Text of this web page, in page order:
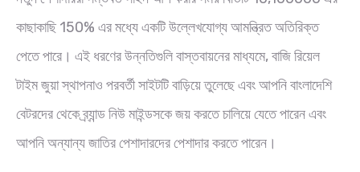
কাছাকাছি 150% এর মধ্যে একটি উল্লেখযোগ্য আমন্ত্রিত অতিরিক্ত
পেতে পারে। এই ধরণের উন্নতিগুলি বাস্তবায়নের মাধ্যমে, বাজি রিয়েল
টাইম জুয়া স্থাপনাও পরবর্তী সাইটটি বাড়িয়ে তুলেছে এবং আপনি বাংলাদেশি
বেটরদের থেকে ব্র্যান্ড নিউ মাইন্ডসকে জয় করতে চালিয়ে যেতে পারেন এবং
আপনি অন্যান্য জাতির পেশাদারদের পেশাদার করতে পারেন।